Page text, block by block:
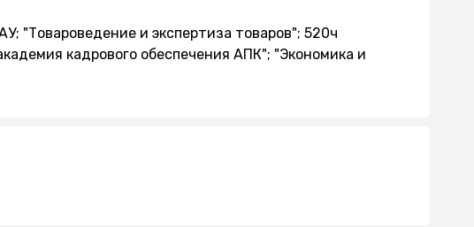
"Товароведение и экспертиза товаров"; 520ч
кадрового обеспечения АПК"; "Экономика и